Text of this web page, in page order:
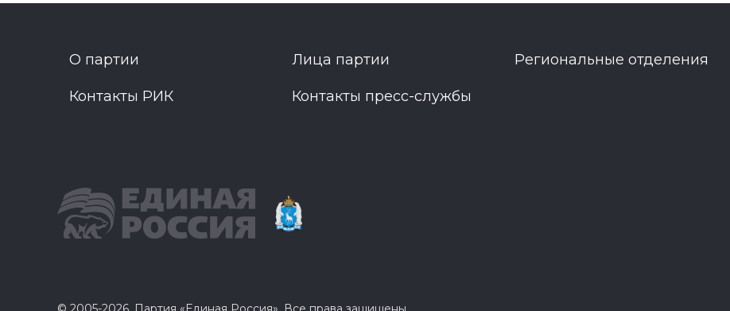
О партии Лица партии Региональные отделения
Контакты РИК Контакты пресс-службы